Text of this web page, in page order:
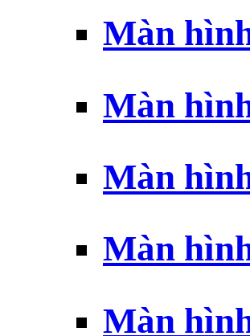
Màn
Màn
Màn
Màn
Màn